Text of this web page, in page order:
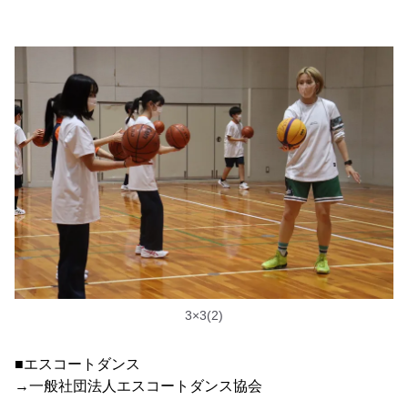
3×3(2)
■エスコートダンス
→一般社団法人エスコートダンス協会